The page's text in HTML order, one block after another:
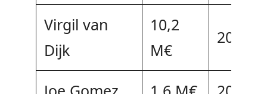
Virgil van
Dijk
10,2
M€
2023